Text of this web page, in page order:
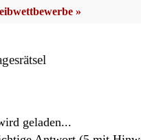
»
geladen...